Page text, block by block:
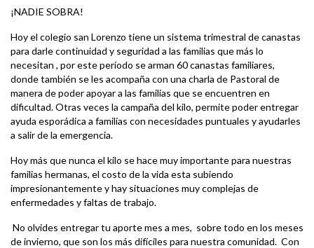
¡NADIE SOBRA!
Hoy el colegio san Lorenzo tiene un sistema trimestral de canastas
para darle continuidad y seguridad a las familias que más lo
necesitan , por este período se arman 60 canastas familiares,
donde también se les acompaña con una charla de Pastoral de
manera de poder apoyar a las familias que se encuentren en
dificultad. Otras veces la campaña del kilo, permite poder entregar
ayuda esporádica a familias con necesidades puntuales y ayudarles
a salir de la emergencia.
Hoy más que nunca el kilo se hace muy importante para nuestras
familias hermanas, el costo de la vida esta subiendo
impresionantemente y hay situaciones muy complejas de
enfermedades y faltas de trabajo.
No olvides entregar tu aporte mes a mes, sobre todo en los meses
de invierno, que son los más difíciles para nuestra comunidad. Con